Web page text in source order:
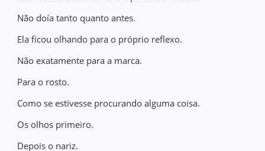
Não doía tanto quanto antes.
Ela ficou olhando para o próprio reflexo.
Não exatamente para a marca.
Para o rosto.
Como se estivesse procurando alguma coisa.
Os olhos primeiro.
Depois o nariz.